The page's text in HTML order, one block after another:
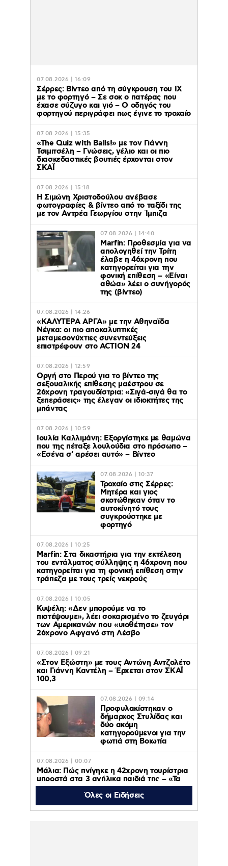
07.08.2026 | 16:09
Σέρρες: Βίντεο από τη σύγκρουση του ΙΧ
με το φορτηγό – Σε σοκ ο πατέρας που
έχασε σύζυγο και γιό – Ο οδηγός του
φορτηγού περιγράφει πως έγινε το τροχαίο
07.08.2026 | 15:35
«The Quiz with Balls!» με τον Γιάννη
Τσιμιτσέλη – Γνώσεις, γέλιο και οι πιο
διασκεδαστικές βουτιές έρχονται στον
ΣΚΑΪ
07.08.2026 | 15:18
Η Σιμώνη Χριστοδούλου ανέβασε
φωτογραφίες & βίντεο από το ταξίδι της
με τον Αντρέα Γεωργίου στην Ίμπιζα
07.08.2026 | 14:40
Marfin: Προθεσμία για να
απολογηθεί την Τρίτη
έλαβε η 46χρονη που
κατηγορείται για την
φονική επίθεση – «Είναι
αθώα» λέει ο συνήγορός
της (βίντεο)
07.08.2026 | 14:26
«ΚΑΛΥΤΕΡΑ ΑΡΓΑ» με την Αθηναΐδα
Νέγκα: οι πιο αποκαλυπτικές
μεταμεσονύχτιες συνεντεύξεις
επιστρέφουν στο ACTION 24
07.08.2026 | 12:59
Οργή στο Περού για το βίντεο της
σεξουαλικής επίθεσης μαέστρου σε
26χρονη τραγουδίστρια: «Σιγά-σιγά θα το
ξεπεράσεις» της έλεγαν οι ιδιοκτήτες της
μπάντας
07.08.2026 | 10:59
Ιουλία Καλλιμάνη: Εξοργίστηκε με θαμώνα
που της πέταξε λουλούδια στο πρόσωπο –
«Εσένα σ’ αρέσει αυτό» – Βίντεο
07.08.2026 | 10:37
Τροχαίο στις Σέρρες:
Μητέρα και γιος
σκοτώθηκαν όταν το
αυτοκίνητό τους
συγκρούστηκε με
φορτηγό
07.08.2026 | 10:25
Marfin: Στα δικαστήρια για την εκτέλεση
του εντάλματος σύλληψης η 46χρονη που
κατηγορείται για τη φονική επίθεση στην
τράπεζα με τους τρείς νεκρούς
07.08.2026 | 10:05
Κυψέλη: «Δεν μπορούμε να το
πιστέψουμε», λέει σοκαρισμένο το ζευγάρι
των Αμερικανών που «υιοθέτησε» τον
26χρονο Αφγανό στη Λέσβο
07.08.2026 | 09:21
«Στον Εξώστη» με τους Αντώνη Αντζολέτο
και Γιάννη Καντέλη – Έρχεται στον ΣΚΑΪ
100,3
07.08.2026 | 09:14
Προφυλακίστηκαν ο
δήμαρχος Στυλίδας και
δύο ακόμη
κατηγορούμενοι για την
φωτιά στη Βοιωτία
07.08.2026 | 00:07
Μάλια: Πώς πνίγηκε η 42χρονη τουρίστρια
μπροστά στα 3 ανήλικα παιδιά της – «Τα
παιδιά φώναζαν και έκλαιγαν, ήταν σε
κατάσταση πανικού»Όλες οι Ειδήσεις